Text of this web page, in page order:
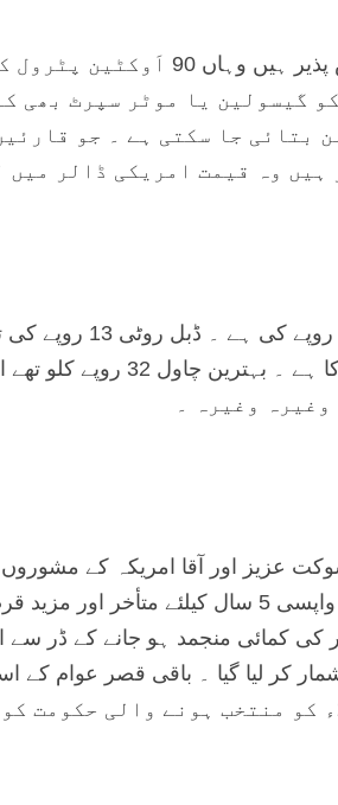
اُمید کرتا ہوں کہ قارئین جو پاکستان سے باہر
گیسولین یا موٹر سپرٹ بھی
بتائی جا سکتی ہے ۔ جو
ہیں وہ قیمت امریکی ڈالر میں
شوکت عزیز اور آقا امریکہ کے
سیکھا کہ قرضے جو 2001ء کے آخر تک لئے تھے اُن کی واپسی 5
کی کمائی منجمد ہو جانے کے ڈر سے
کر لیا گیا ۔ باقی قصر عوام کے
لگا کر پوری کی گئی ۔ یہ قرضے اب 18 فروری 2008ء کو منتخب